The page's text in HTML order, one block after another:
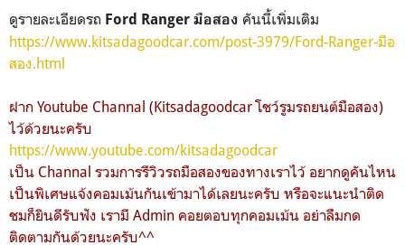
ดูรายละเอียดรถ Ford Ranger มือสอง คันนี้เพิ่มเติม
https://www.kitsadagoodcar.com/post-3979/Ford-Ranger-มือ
สอง.html
ฝาก Youtube Channal (Kitsadagoodcar โชว์รูมรถยนต์มือสอง)
ไว้ด้วยนะครับ
https://www.youtube.com/kitsadagoodcar
เป็น Channal รวมการรีวิวรถมือสองของทางเราไว้ อยากดูคันไหน
เป็นพิเศษแจ้งคอมเม้นกันเข้ามาได้เลยนะครับ หรือจะแนะนำติด
ชมก็ยินดีรับฟัง เรามี Admin คอยตอบทุกคอมเม้น อย่าลืมกด
ติดตามกันด้วยนะครับ^^